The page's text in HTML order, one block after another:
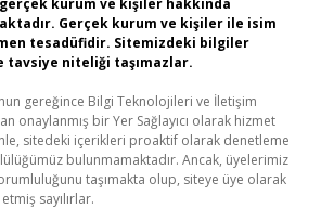
kurum ve kişiler hakkında
Gerçek kurum ve kişiler ile isim
tesadüfidir. Sitemizdeki bilgiler
tavsiye niteliği taşımazlar.
gereğince Bilgi Teknolojileri ve İletişim
onaylanmış bir Yer Sağlayıcı olarak hizmet
sitedeki içerikleri proaktif olarak denetleme
bulunmamaktadır. Ancak, üyelerimiz
taşımakta olup, siteye üye olarak
sayılırlar.